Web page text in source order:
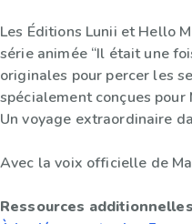
Les Éditions Lunii et Hello
série animée “Il était une
originales pour percer les
spécialement conçues pour
Un voyage extraordinaire
Avec la voix officielle de
Ressources